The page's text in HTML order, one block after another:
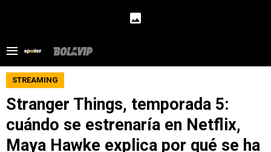
STREAMING
Stranger Things, temporada 5:
cuándo se estrenaría en Netflix,
Maya Hawke explica por qué se ha